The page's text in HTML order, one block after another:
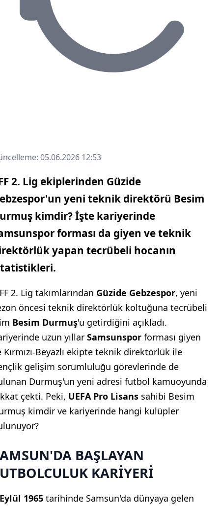
05.06.2026 12:53
2. Lig ekiplerinden Güzide
yeni teknik direktörü Besim
kimdir? İşte kariyerinde
forması da giyen ve teknik
yapan tecrübeli hocanın
2. Lig takımlarından Güzide Gebzespor, yeni
öncesi teknik direktörlük koltuğuna tecrübeli
Besim Durmuş'u getirdiğini açıkladı.
uzun yıllarSamsunspor forması giyen
Kırmızı-Beyazlı ekipte teknik direktörlük ile
gelişim sorumluluğu görevlerinde de
Durmuş'un yeni adresi futbol kamuoyunda
çekti. Peki, UEFA Pro Lisans sahibi Besim
kimdir ve kariyerinde hangi kulüpler
BAŞLAYAN
KARİYERİ
1965 tarihinde Samsun'da dünyaya gelen